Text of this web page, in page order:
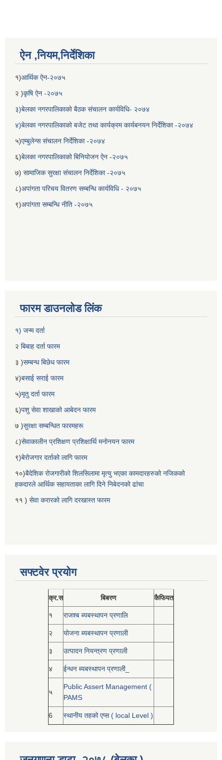
ऐन ,नियम,निर्देशिका
१)आर्थिक ऐन-२०७५
२ )कृषि ऐन -२०७५
३)बेलका नगरपालिकाको बैठक संचालन कार्यविधि- २०७४
४)बेलका नगरपालिकाको बजेट तथा कार्यक्रम कार्यबनयन निर्देशिका -२०७४
५)एम्बुलेन्स संचालन निर्देशिका -२०७४
६)बेलका नगरपालिकाको बिनियोजन ऐन -२०७५
७) सामाजिक सुरक्षा संचालन निर्देशिका -२०७५
८)अपांगता परिचय वितरण सम्बन्धि कार्यविधि - २०७५
९)अपांगता सम्बन्धि नीति -२०७५
फारम डाउनलोड लिंक
१) जन्म दर्ता
२ बिबाह दर्ता फारम
३ )सम्बन्ध बिछेध फारम
४)बसाई सराई फारम
५)मृतु दर्ता फारम
६)पशु सेवा शाखाको आबेदन फारम
७ )सुरक्षा सम्बन्धित फारमहरू
८)सेवाकालीन प्रशिक्षण प्रशिक्षार्थि मनोनयन फारम
९)बेरोजगार दर्ताको लागि फारम
१०)बैदेशिक रोजगारीको शिलसिलामा मृत्यु भएका कामदारहरुको नजिकको
हकदारले आर्थिक सहायताका लागि दिने निबेदनको ढांचा
११ ) सेवा करारको लागि दरखास्त फारम
सफ्टवेर प्रयोग
क्र.स बिबरण कैफियत
१ राजश्ब ब्यबस्थापन प्रणालि
२ योजना ब्यबस्थापन प्रणाली
३ उत्पादन नियन्त्रण प्रणाली
४ ईन्धन ब्यबस्थापन प्रणाली_
५
Public Assert Management (
PAMS
6 स्थानीय तहको एप्स ( local Level )